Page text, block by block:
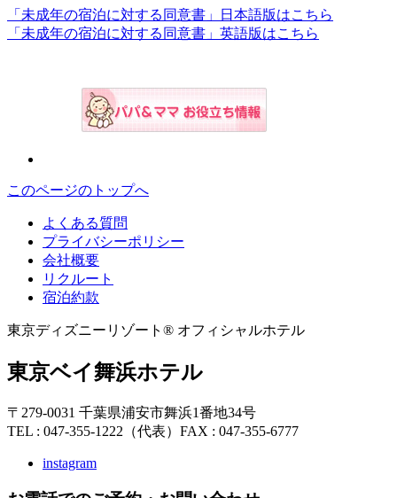
「未成年の宿泊に対する同意書」日本語版はこちら
「未成年の宿泊に対する同意書」英語版はこちら
このページのトップへ
よくある質問
プライバシーポリシー
会社概要
リクルート
宿泊約款
東京ディズニーリゾート® オフィシャルホテル
東京ベイ舞浜ホテル
〒279-0031 千葉県浦安市舞浜1番地34号
TEL : 047-355-1222（代表） FAX : 047-355-6777
instagram